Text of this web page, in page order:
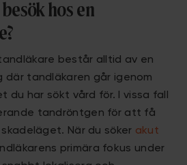
hos en
består alltid av en
där tandläkaren går igenom
har sökt vård för. I vissa fall
tandröntgen för att få
När du söker akut
primära fokus under